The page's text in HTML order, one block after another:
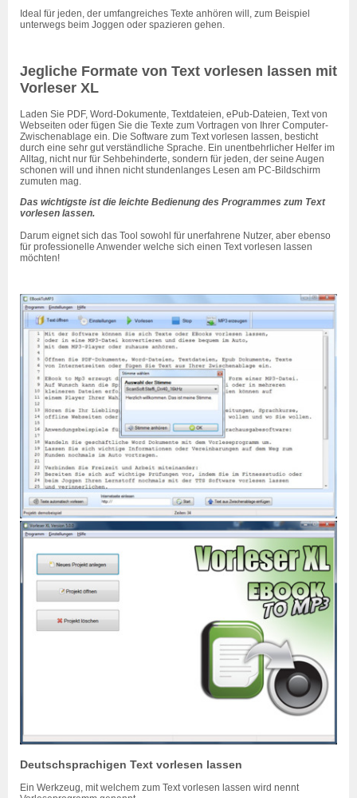
Ideal für jeden, der umfangreiches Texte anhören will, zum Beispiel
unterwegs beim Joggen oder spazieren gehen.
Jegliche Formate von Text vorlesen lassen mit
Vorleser XL
Laden Sie PDF, Word-Dokumente, Textdateien, ePub-Dateien, Text von
Webseiten oder fügen Sie die Texte zum Vortragen von Ihrer Computer-
Zwischenablage ein. Die Software zum Text vorlesen lassen, besticht
durch eine sehr gut verständliche Sprache. Ein unentbehrlicher Helfer im
Alltag, nicht nur für Sehbehinderte, sondern für jeden, der seine Augen
schonen will und ihnen nicht stundenlanges Lesen am PC-Bildschirm
zumuten mag.
Das wichtigste ist die leichte Bedienung des Programmes zum Text
vorlesen lassen.
Darum eignet sich das Tool sowohl für unerfahrene Nutzer, aber ebenso
für professionelle Anwender welche sich einen Text vorlesen lassen
möchten!
Deutschsprachigen Text vorlesen lassen
Ein Werkzeug, mit welchem zum Text vorlesen lassen wird nennt